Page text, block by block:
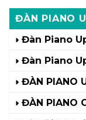
ĐÀN PIANO
Đàn Piano
Đàn Piano
ĐÀN PIANO
ĐÀN PIANO